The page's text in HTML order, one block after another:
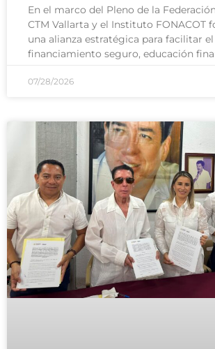
En el marco del Pleno de la
CTM Vallarta y el Instituto FONACOT
una alianza estratégica para facilitar el
financiamiento seguro, educación
07/28/2026